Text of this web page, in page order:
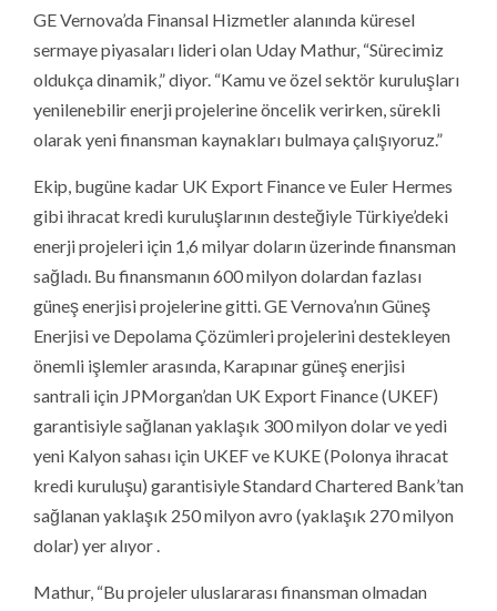
GE Vernova’da Finansal Hizmetler alanında küresel
sermaye piyasaları lideri olan Uday Mathur, “Sürecimiz
oldukça dinamik,” diyor. “Kamu ve özel sektör kuruluşları
yenilenebilir enerji projelerine öncelik verirken, sürekli
olarak yeni finansman kaynakları bulmaya çalışıyoruz.”
Ekip, bugüne kadar UK Export Finance ve Euler Hermes
gibi ihracat kredi kuruluşlarının desteğiyle Türkiye’deki
enerji projeleri için 1,6 milyar doların üzerinde finansman
sağladı. Bu finansmanın 600 milyon dolardan fazlası
güneş enerjisi projelerine gitti. GE Vernova’nın Güneş
Enerjisi ve Depolama Çözümleri projelerini destekleyen
önemli işlemler arasında, Karapınar güneş enerjisi
santrali için JPMorgan’dan UK Export Finance (UKEF)
garantisiyle sağlanan yaklaşık 300 milyon dolar ve yedi
yeni Kalyon sahası için UKEF ve KUKE (Polonya ihracat
kredi kuruluşu) garantisiyle Standard Chartered Bank’tan
sağlanan yaklaşık 250 milyon avro (yaklaşık 270 milyon
dolar) yer alıyor .
Mathur, “Bu projeler uluslararası finansman olmadan